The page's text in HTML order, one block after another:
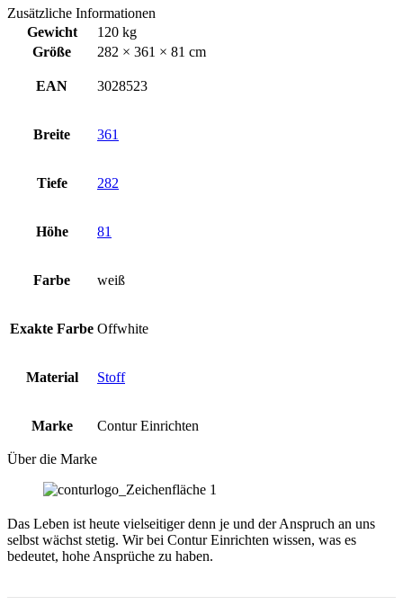
Zusätzliche Informationen
Gewicht
120 kg
Größe
282 × 361 × 81 cm
EAN 3028523
Breite 361
Tiefe 282
Höhe 81
Farbe weiß
Exakte Farbe Offwhite
Material Stoff
Marke Contur Einrichten
Über die Marke
Das Leben ist heute vielseitiger denn je und der Anspruch an uns
selbst wächst stetig. Wir bei Contur Einrichten wissen, was es
bedeutet, hohe Ansprüche zu haben.